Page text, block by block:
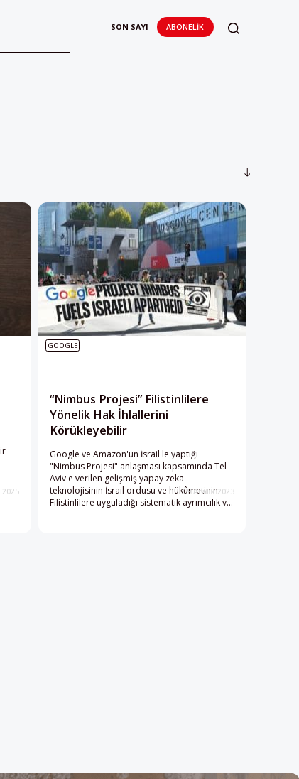
SON SAYI ABONELIK
2025
“Nimbus Projesi” Filistinlilere
Yönelik Hak İhlallerini
Körükleyebilir
Google ve Amazon'un İsrail'le yaptığı
"Nimbus Projesi" anlaşması kapsamında Tel
Aviv'e verilen gelişmiş yapay zeka
teknolojisinin İsrail ordusu ve hükûmetinin
Filistinlilere uyguladığı sistematik ayrımcılık ve
GOOGLE
19 Aralık 2023